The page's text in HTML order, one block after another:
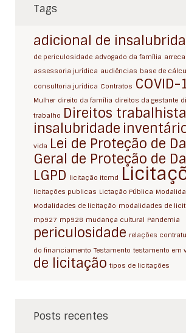
Tags
adicional de
de periculosidade advogado da família
assessoria jurídica audiências base de
consultoria jurídica Contratos COVID-
Mulher direito da família direitos da gestante
trabalho Direitos
insalubridade
vida Lei de Proteção de
Geral de Proteção de
LGPD licitação itcmd
licitações publicas Lictação Pública
Modalidades de licitação modalidades de
mp927 mp928 mudança cultural Pandemia
periculosidade relações
do financiamento Testamento testamento em
de licitação tipos de licitações
Posts recentes